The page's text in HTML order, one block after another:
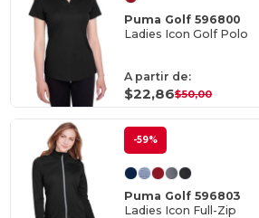
Puma Golf 596800
Ladies Icon Golf Polo
A partir de:
$22,86$50,00
-59%
Puma Golf 596803
Ladies Icon Full-Zip